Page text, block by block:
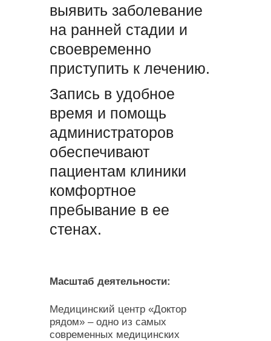
выявить заболевание
на ранней стадии и
своевременно
приступить к лечению.
Запись в удобное
время и помощь
администраторов
обеспечивают
пациентам клиники
комфортное
пребывание в ее
стенах.
Масштаб деятельности:
Медицинский центр «Доктор
рядом» – одно из самых
современных медицинских